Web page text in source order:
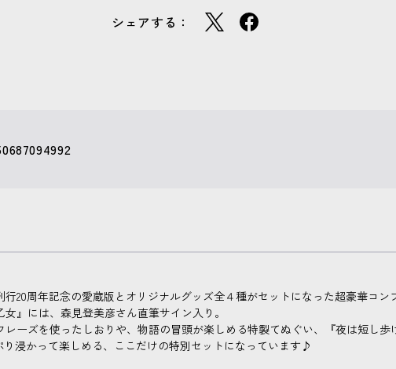
シェアする：
20周年記念の愛蔵版とオリジナルグッズ全４種がセットになった超豪華コン
』には、森見登美彦さん直筆サイン入り。
ーズを使ったしおりや、物語の冒頭が楽しめる特製てぬぐい、『夜は短し
浸かって楽しめる、ここだけの特別セットになっています♪